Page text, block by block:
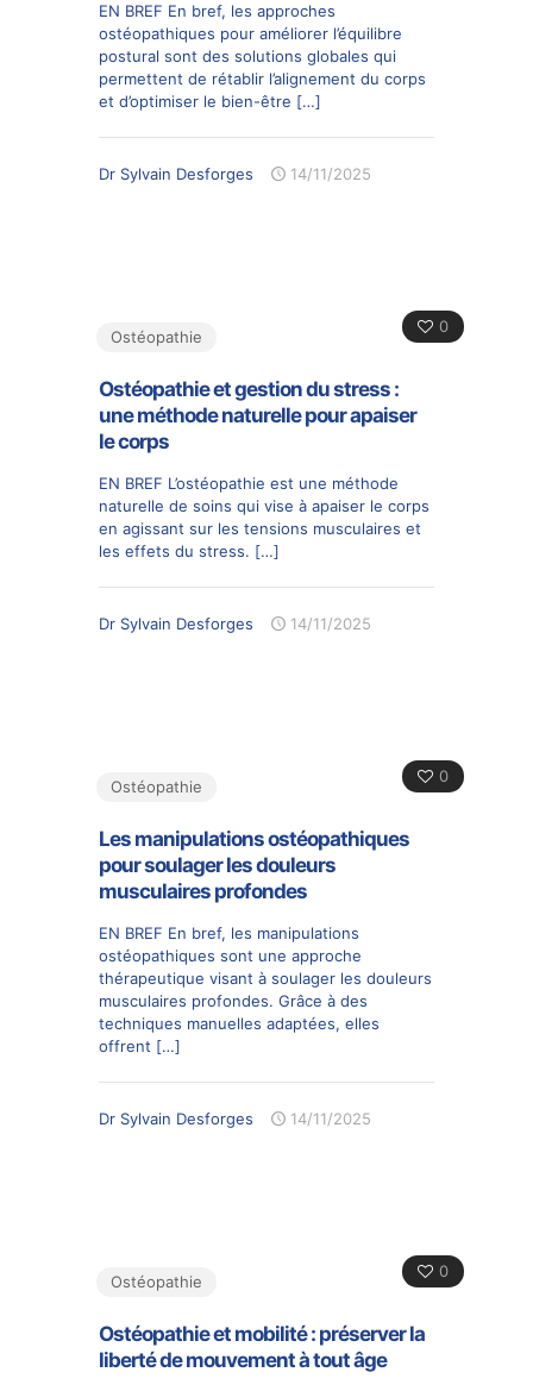
EN BREF En bref, les approches
ostéopathiques pour améliorer l’équilibre
postural sont des solutions globales qui
permettent de rétablir l’alignement du corps
et d’optimiser le bien-être […]
Dr Sylvain Desforges 14/11/2025
0
Ostéopathie
Ostéopathie et gestion du stress :
une méthode naturelle pour apaiser
le corps
EN BREF L’ostéopathie est une méthode
naturelle de soins qui vise à apaiser le corps
en agissant sur les tensions musculaires et
les effets du stress. […]
Dr Sylvain Desforges 14/11/2025
0
Ostéopathie
Les manipulations ostéopathiques
pour soulager les douleurs
musculaires profondes
EN BREF En bref, les manipulations
ostéopathiques sont une approche
thérapeutique visant à soulager les douleurs
musculaires profondes. Grâce à des
techniques manuelles adaptées, elles
offrent […]
Dr Sylvain Desforges 14/11/2025
0
Ostéopathie
Ostéopathie et mobilité : préserver la
liberté de mouvement à tout âge